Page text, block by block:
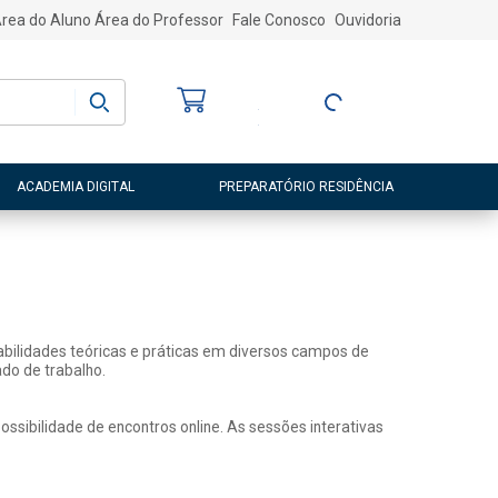
do Aluno Área do Professor Fale Conosco Ouvidoria
Entre ou Cadastre-
ACADEMIA DIGITAL PREPARATÓRIO RESIDÊNCIA
teóricas e práticas em diversos campos de
de trabalho.
de encontros online. As sessões interativas